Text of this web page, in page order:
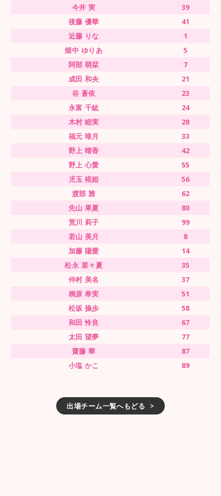
今井 実
39
後藤 優華
41
近藤 りな
1
畑中 ゆりあ
5
阿部 萌栞
7
成田 和央
21
谷 蒼依
23
永富 千紘
24
木村 睦実
28
福元 唯月
33
野上 晴香
42
野上 心愛
55
児玉 椛姫
56
渡部 雅
62
先山 果夏
80
荒川 莉子
99
若山 美月
8
加藤 陽愛
14
松永 菜々夏
35
仲村 美名
37
桐原 希実
51
松坂 操歩
58
和田 怜良
67
太田 望夢
77
齋藤 華
87
小塩 かこ
89
出場チーム一覧へもどる